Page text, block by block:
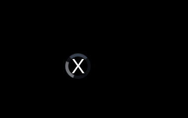
Video
Player
is
loading.